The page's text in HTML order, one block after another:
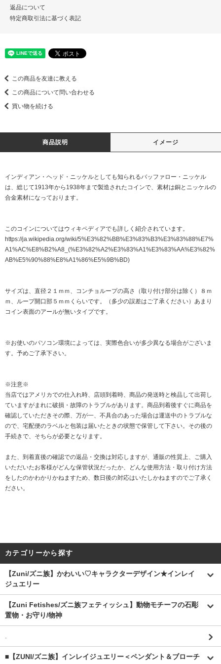
返品について
特定商取引法に基づく表記
この商品を友達に教える
この商品について問い合わせる
買い物を続ける
商品説明 イメージ
インディアン・ヘッド・ニッケルとしても知られるバッファロー・ニッケル
は、総じて1913年から1938年まで製造されたコインで、素材は銅とニッケルの
合金素材になっております。
このコインについてはウィキペディアでも詳しく紹介されています。
https://ja.wikipedia.org/wiki/5%E3%82%BB%E3%83%B3%E3%83%88%E7%
A1%AC%E8%B2%A8_(%E3%82%A2%E3%83%A1%E3%83%AA%E3%82%
AB%E5%90%88%E8%A1%86%E5%9B%BD)
サイズは、直径２１ｍｍ、コンチョループの高さ（取り付け部分は除く）８ｍ
ｍ、ループ開口部５ｍｍくらいです。（多少の誤差はご了承ください）あまり
コイン表面のアールが無いタイプです。
※お使いのパソコン環境によっては、実際色合いが多少異なる場合がございま
す。予めご了承下さい。
※注意※
当店ではアメリカでの仕入れ時、店頭到着時、商品の発送時と検品して出荷し
ていますがまれに破損・故障のトラブルがあります。商品到着後すぐに商品を
確認していただきその際、万が一、不具合のあった場合は運送中のトラブルな
ので、宅配便のラベルと包装は届いたときの状態で保管して下さい。その後の
手続きで、そちらが必要となります。
また、到着直後の確認での返品・交換は対応しますが、通販の性質上、ご購入
いただいたお客様がどんな保管状況だったか、どんな使用方法・取り付け方法
をしたのかわかりかねますため、数日後の対応はいたしかねますのでご了承く
ださい。
カテゴリーから探す
【Zuni/ズニ族】かわいい♡キャラクターデザイン★インレイ
ジュエリー
【Zuni Fetishes/ズニ族フェティッシュ】動物モチーフの石彫
置物・お守り/物神
.
■【ZUNI/ズニ族】インレイジュエリー＜ペンダント＆ブローチ